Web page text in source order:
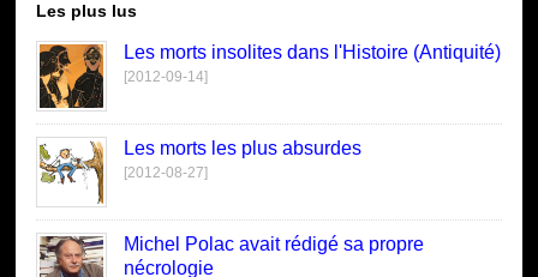
Les plus lus
Les morts insolites dans l'Histoire (Antiquité)
[2012-09-14]
Les morts les plus absurdes
[2012-08-27]
Michel Polac avait rédigé sa propre
nécrologie